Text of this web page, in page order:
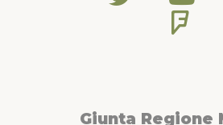
Giunta Regione